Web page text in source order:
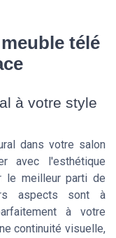
télé
à votre style
dans votre salon
avec l'esthétique
le meilleur parti de
aspects sont à
à votre
continuité visuelle,